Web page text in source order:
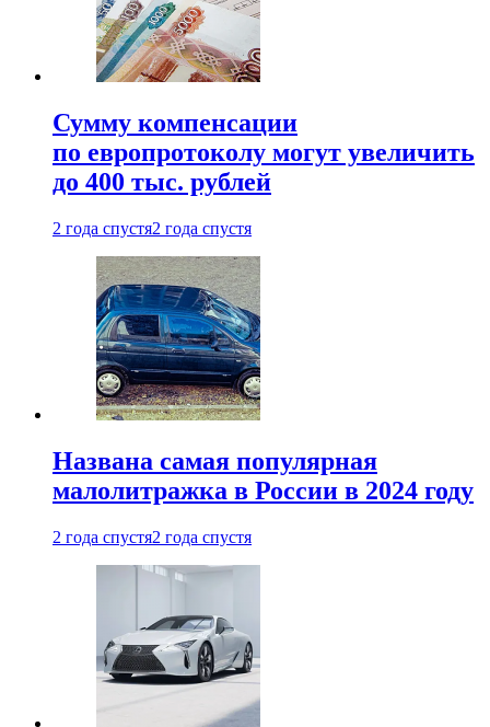
Сумму компенсации
по европротоколу могут увеличить
до 400 тыс. рублей
2 года спустя2 года спустя
Названа самая популярная
малолитражка в России в 2024 году
2 года спустя2 года спустя